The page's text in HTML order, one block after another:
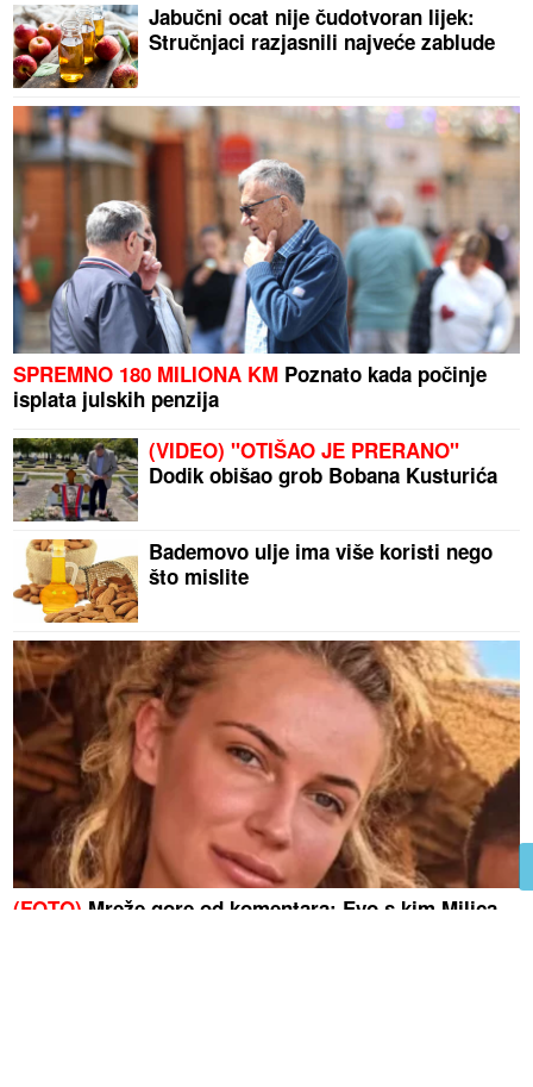
Jabučni ocat nije čudotvoran lijek:
Stručnjaci razjasnili najveće zablude
SPREMNO 180 MILIONA KM Poznato kada počinje
isplata julskih penzija
(VIDEO) "OTIŠAO JE PRERANO"
Dodik obišao grob Bobana Kusturića
Bademovo ulje ima više koristi nego
što mislite
(FOTO) Mreže gore od komentara: Evo s kim Milica